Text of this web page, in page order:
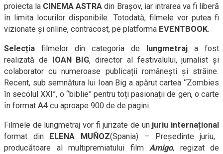
proiecta la CINEMA ASTRA din Brașov, iar intrarea va fi liberă
în limita locurilor disponibile. Totodată, filmele vor putea fi
vizionate și online, contracost, pe platforma EVENTBOOK.
Selecția filmelor din categoria de lungmetraj a fost
realizată de IOAN BIG, director al festivalului, jurnalist și
colaborator cu numeroase publicații românești și străine.
Recent, sub semnătura lui Ioan Big a apărut cartea “Zombies
în secolul XXI”, o “biblie” pentru toți pasionații de gen, o carte
în format A4 cu aproape 900 de de pagini.
Filmele de lungmetraj vor fi jurizate de un juriu internațional
format din ELENA MUÑOZ(Spania) – Preşedinte juriu,
producătoare al multipremiatului film Amigo, regizat de